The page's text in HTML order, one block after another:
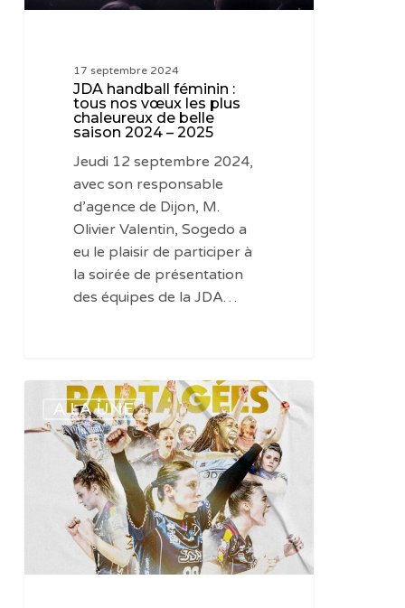
chaleureux
17 septembre 2024
JDA handball féminin :
tous nos vœux les plus
chaleureux de belle
saison 2024 – 2025
Jeudi 12 septembre 2024,
avec son responsable
d’agence de Dijon, M.
Olivier Valentin, Sogedo a
eu le plaisir de participer à
la soirée de présentation
des équipes de la JDA…
sport
:
émotions
A LA UNE